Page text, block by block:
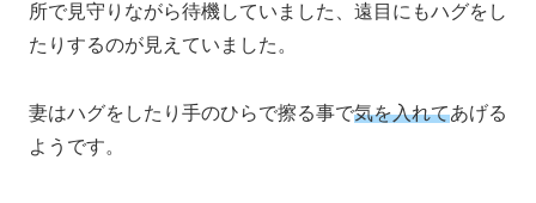
所で見守りながら待機していました、遠目にもハグをし
たりするのが見えていました。
妻はハグをしたり手のひらで擦る事で気を入れてあげる
ようです。